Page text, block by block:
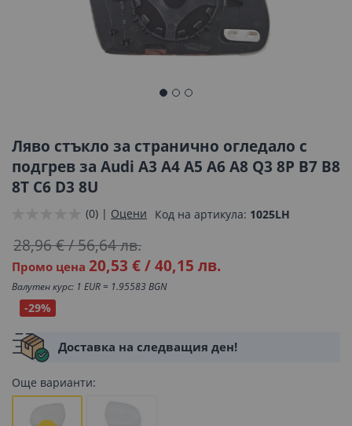
началото
галерия
със
Ляво стъкло за странично огледало с
подгрев за Audi A3 A4 A5 A6 A8 Q3 8P B7 B8
8T C6 D3 8U
(0) | Оцени Код на артикула 1025LH
Промо цена 20,53 €/40,15 лв.
28,96 €/56,64 лв.
Валутен курс: 1 EUR = 1.95583 BGN
-29%
Доставка на следващия ден!
Още варианти: